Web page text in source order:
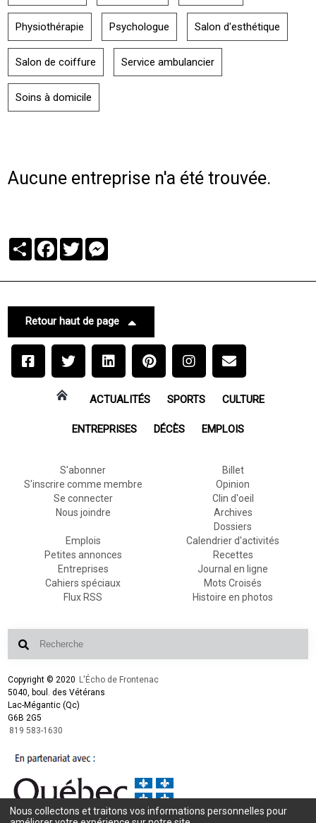
Physiothérapie Psychologue Salon d'esthétique
Salon de coiffure Service ambulancier
Soins à domicile
Aucune entreprise n'a été trouvée.
PartagerFacebook
Twitter
Retour haut de page
ACTUALITÉS SPORTS CULTURE
ENTREPRISES DÉCÈS EMPLOIS
S'abonner
S'inscrire comme membre
Se connecter
Nous joindre
Billet
Opinion
Clin d'oeil
Archives
Dossiers
Emplois
Petites annonces
Entreprises
Cahiers spéciaux
Flux RSS
Calendrier d'activités
Recettes
Journal en ligne
Mots Croisés
Histoire en photos
Copyright © 2020 L'Écho de Frontenac
5040, boul. des Vétérans
Lac-Mégantic (Qc)
G6B 2G5
819 583-1630
Nous collectons et traitons vos informations personnelles pour